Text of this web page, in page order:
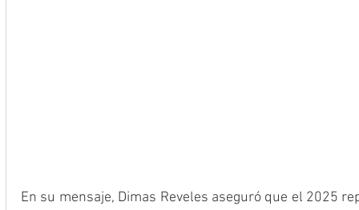
En su mensaje, Dimas Reveles aseguró que el 2025